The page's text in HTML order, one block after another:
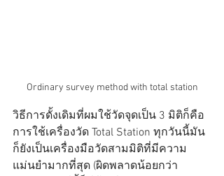
Ordinary survey method with total station
วิธีการดั้งเดิมที่ผมใช้วัดจุดเป็น 3 มิติก็คือ
การใช้เครื่องวัด Total Station ทุกวันนี้มัน
ก็ยังเป็นเครื่องมือวัดสามมิติที่มีความ
แม่นยำมากที่สุด (ผิดพลาดน้อยกว่า